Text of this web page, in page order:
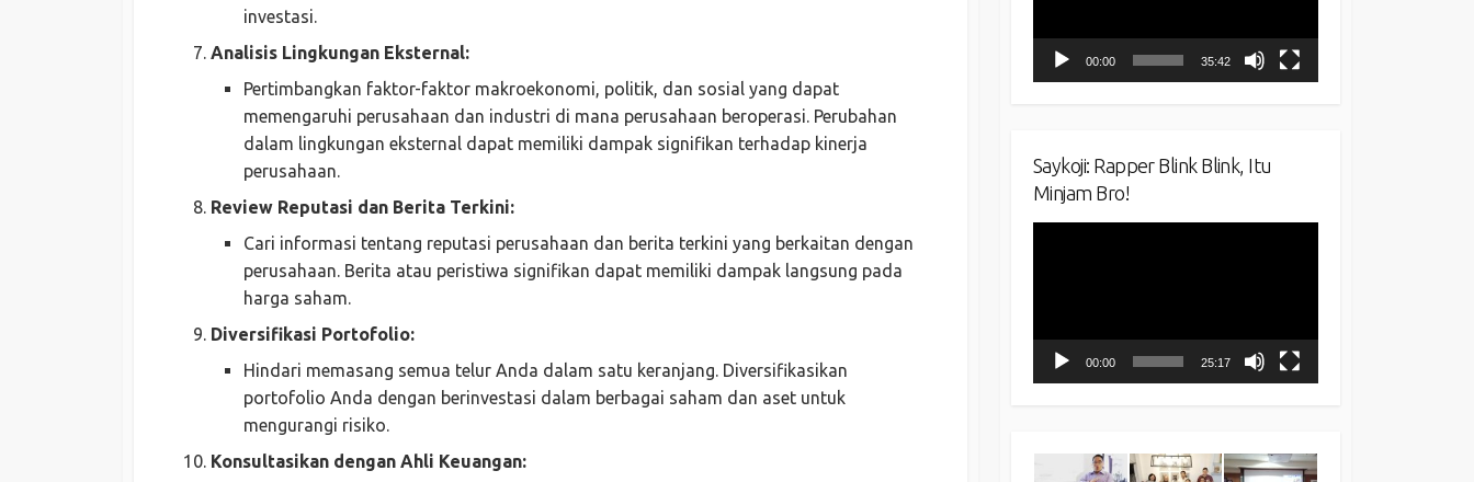
investasi.
Analisis Lingkungan Eksternal:
Pertimbangkan faktor-faktor makroekonomi, politik, dan sosial yang dapat
memengaruhi perusahaan dan industri di mana perusahaan beroperasi. Perubahan
dalam lingkungan eksternal dapat memiliki dampak signifikan terhadap kinerja
perusahaan.
Review Reputasi dan Berita Terkini:
Cari informasi tentang reputasi perusahaan dan berita terkini yang berkaitan dengan
perusahaan. Berita atau peristiwa signifikan dapat memiliki dampak langsung pada
harga saham.
Diversifikasi Portofolio:
Hindari memasang semua telur Anda dalam satu keranjang. Diversifikasikan
portofolio Anda dengan berinvestasi dalam berbagai saham dan aset untuk
mengurangi risiko.
Konsultasikan dengan Ahli Keuangan:
00:00 35:42
Saykoji: Rapper Blink Blink, Itu
Minjam Bro!
00:00 25:17